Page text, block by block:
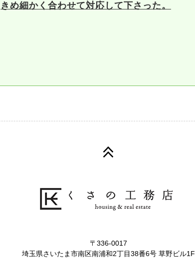
きめ細かく合わせて対応して下さった。
〒336-0017
埼玉県さいたま市南区南浦和2丁目38番6号 草野ビル1F